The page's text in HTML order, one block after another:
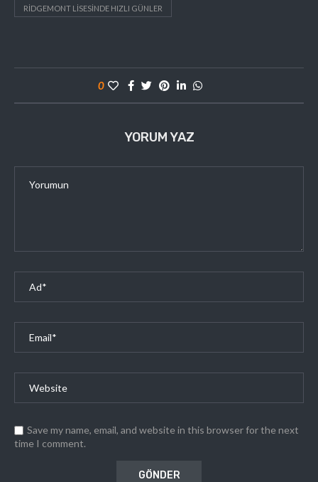
RIDGEMONT LISESINDE HIZLI GÜNLER
0
YORUM YAZ
Save my name, email, and website in this browser for the next
time I comment.